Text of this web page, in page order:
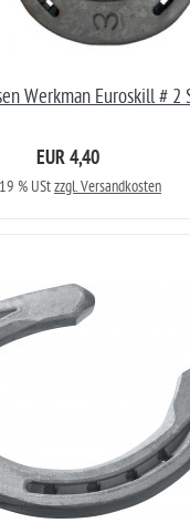
Werkman Euroskill # 2
EUR 4,40
% UStzzgl. Versandkosten